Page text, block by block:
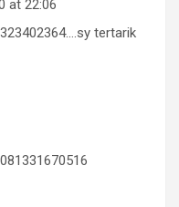
at 22:06
tertarik